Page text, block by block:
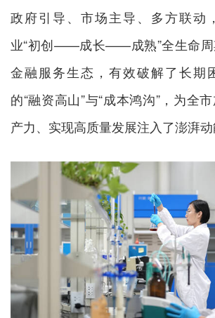
政府引导、市场主导、多方联动
业“初创——成长——成熟”全生命周
金融服务生态，有效破解了长期
的“融资高山”与“成本鸿沟”，为全
产力、实现高质量发展注入了澎湃动